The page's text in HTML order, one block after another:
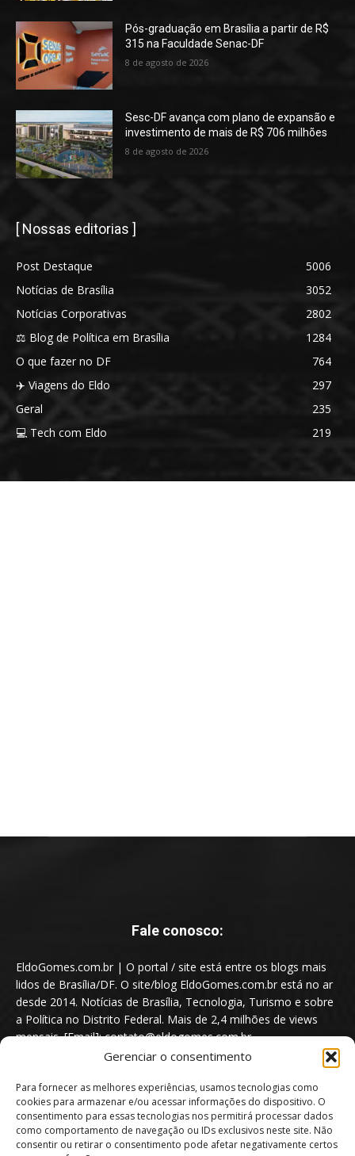
Gerenciar o consentimento
Para fornecer as melhores experiências, usamos tecnologias como
cookies para armazenar e/ou acessar informações do dispositivo. O
consentimento para essas tecnologias nos permitirá processar dados
como comportamento de navegação ou IDs exclusivos neste site. Não
consentir ou retirar o consentimento pode afetar negativamente certos
Pós-graduação em Brasília a partir de R$
315 na Faculdade Senac-DF
8 de agosto de 2026
Sesc-DF avança com plano de expansão e
investimento de mais de R$ 706 milhões
8 de agosto de 2026
[ Nossas editorias ]
Post Destaque
5006
Notícias de Brasília
3052
Notícias Corporativas
2802
⚖️ Blog de Política em Brasília
1284
O que fazer no DF
764
✈️ Viagens do Eldo
297
Geral
235
💻 Tech com Eldo
219
Fale conosco:
EldoGomes.com.br | O portal / site está entre os blogs mais
lidos de Brasília/DF. O site/blog EldoGomes.com.br está no ar
desde 2014. Notícias de Brasília, Tecnologia, Turismo e sobre
a Política no Distrito Federal. Mais de 2,4 milhões de views
mensais. [Email]: contato@eldogomes.com.br